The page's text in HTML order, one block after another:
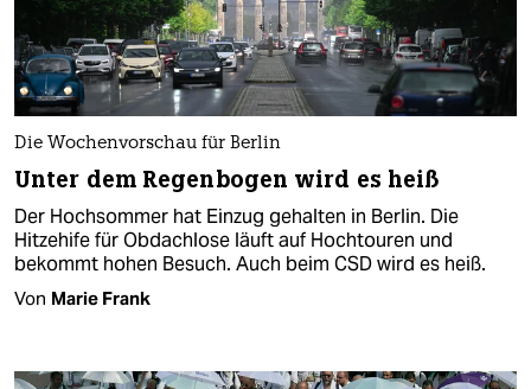
Die Wochenvorschau für Berlin
Unter dem Regenbogen wird es heiß
Der Hochsommer hat Einzug gehalten in Berlin. Die
Hitzehife für Obdachlose läuft auf Hochtouren und
bekommt hohen Besuch. Auch beim CSD wird es heiß.
Von Marie Frank